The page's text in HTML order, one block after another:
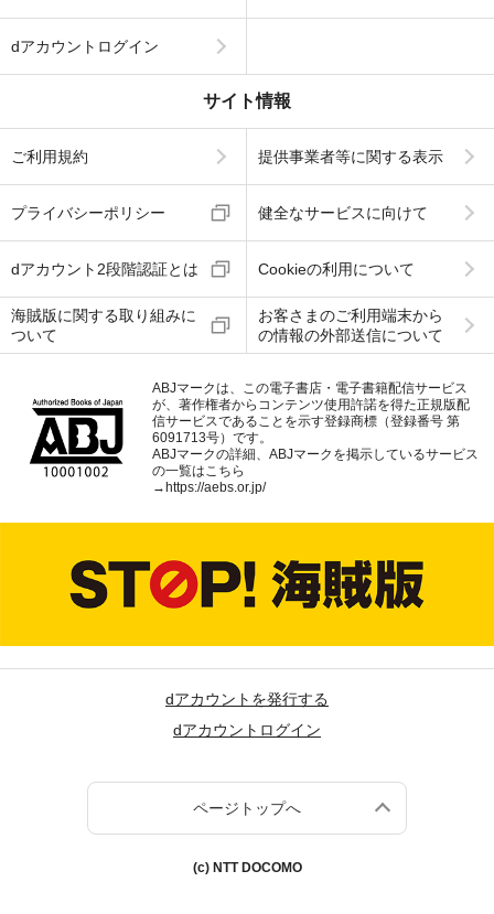
dアカウントログイン
サイト情報
ご利用規約 提供事業者等に関する表示
プライバシーポリシー 健全なサービスに向けて
dアカウント2段階認証とは Cookieの利用について
海賊版に関する取り組みに
ついて
お客さまのご利用端末から
の情報の外部送信について
ABJマークは、この電子書店・電子書籍配信サービス
が、著作権者からコンテンツ使用許諾を得た正規版配
信サービスであることを示す登録商標（登録番号 第
6091713号）です。
ABJマークの詳細、ABJマークを掲示しているサービス
の一覧はこちら
→ https://aebs.or.jp/
dアカウントを発行する
dアカウントログイン
ページトップへ
(c) NTT DOCOMO